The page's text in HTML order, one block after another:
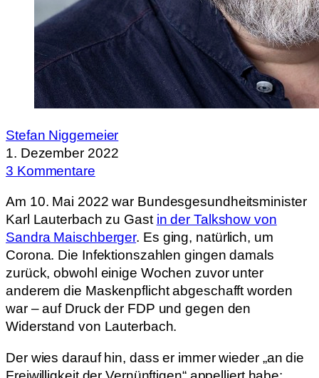
Stefan Niggemeier
1. Dezember 2022
3 Kommentare
Am 10. Mai 2022 war Bundesgesundheitsminister
Karl Lauterbach zu Gast in der Talkshow von
Sandra Maischberger. Es ging, natürlich, um
Corona. Die Infektionszahlen gingen damals
zurück, obwohl einige Wochen zuvor unter
anderem die Maskenpflicht abgeschafft worden
war – auf Druck der FDP und gegen den
Widerstand von Lauterbach.
Der wies darauf hin, dass er immer wieder „an die